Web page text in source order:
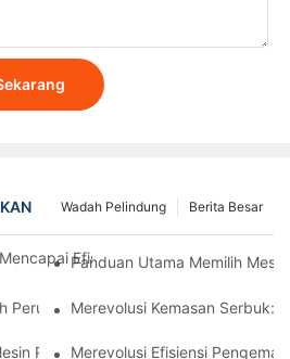
Berita Besar
Wadah Pelindung
Efisiensi Dengan Mesin
Panduan Utama Memilih
Perusahaan Peralatan Pengisian Yang
Merevolusi Kemasan Serbuk:
Pengemas Kantong Stand-Up
Merevolusi Efisiensi